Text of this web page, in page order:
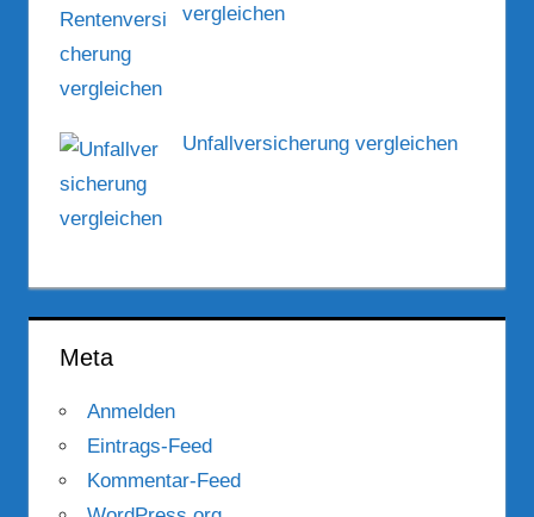
vergleichen
Unfallversicherung vergleichen
Meta
Anmelden
Eintrags-Feed
Kommentar-Feed